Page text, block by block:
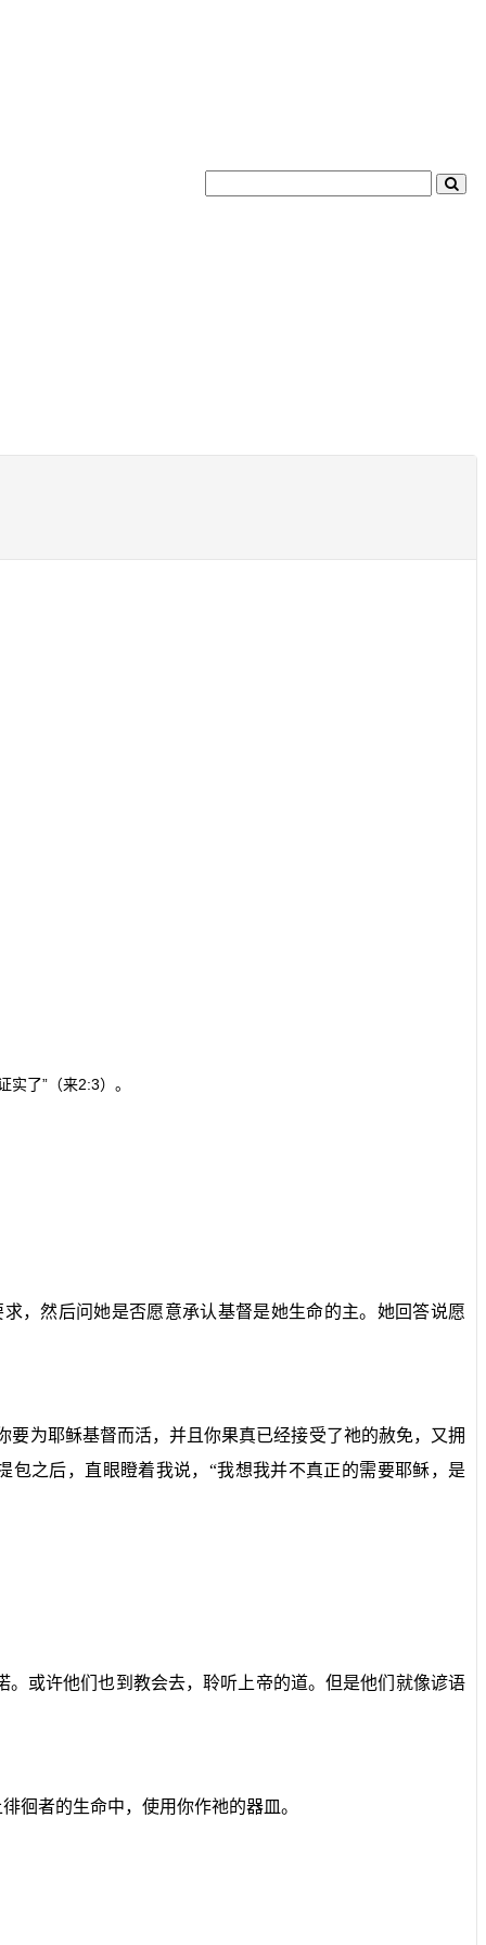
实了”（来2:3）。
，然后问她是否愿意承认基督是她生命的主。她回答说愿
为耶稣基督而活，并且你果真已经接受了祂的赦免，又拥
之后，直眼瞪着我说，“我想我并不真正的需要耶稣，是
或许他们也到教会去，聆听上帝的道。但是他们就像谚语
徊者的生命中，使用你作祂的器皿。